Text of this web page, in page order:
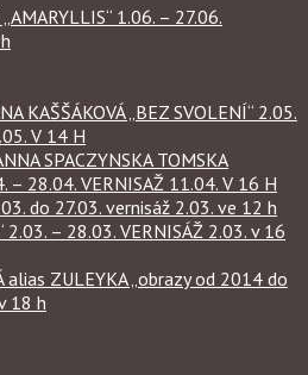
1.06. – 27.06.
KAŠŠÁKOVÁ „BEZ SVOLENÍ“ 2.05.
V 14 H
SPACZYNSKA TOMSKA
– 28.04. VERNISAŽ 11.04. V 16 H
do 27.03. vernisáž 2.03. ve 12 h
2.03. – 28.03. VERNISÁŽ 2.03. v 16
alias ZULEYKA „obrazy od 2014 do
18 h